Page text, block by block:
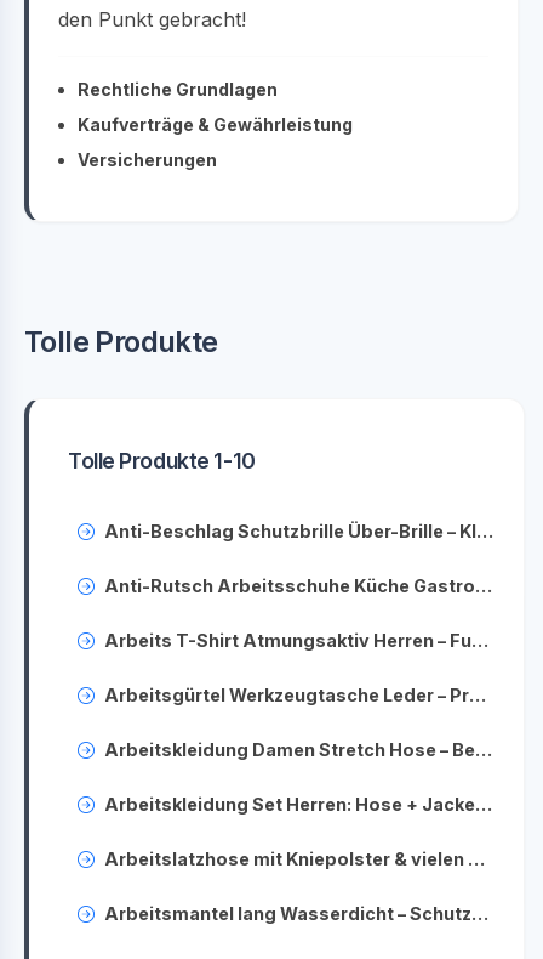
den Punkt gebracht!
Rechtliche Grundlagen
Kaufverträge & Gewährleistung
Versicherungen
Tolle Produkte
Tolle Produkte 1-10
Anti-Beschlag Schutzbrille Über-Brille – Klare Sicht beim Arbeiten trotz Sehhilfe
Anti-Rutsch Arbeitsschuhe Küche Gastronomie – Rutschfeste Sicherheitsschuhe für Profis
Arbeits T-Shirt Atmungsaktiv Herren – Funktionale Shirts für die Baustelle
Arbeitsgürtel Werkzeugtasche Leder – Profi Handwerkergürtel für Werkzeuge
Arbeitskleidung Damen Stretch Hose – Bequeme Arbeitshosen für Frauen
Arbeitskleidung Set Herren: Hose + Jacke + Sicherheitsschuhe – Komplett ausgestattet zum Bestpreis
Arbeitslatzhose mit Kniepolster & vielen Taschen – Robuste Workwear für Profis
Arbeitsmantel lang Wasserdicht – Schutzmantel für Chemieindustrie & Labor